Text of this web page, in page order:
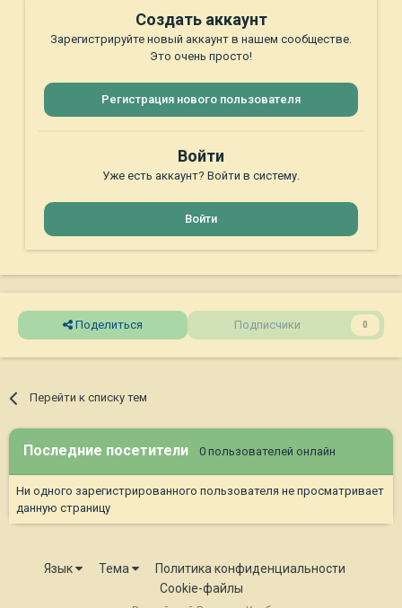
Создать аккаунт
Зарегистрируйте новый аккаунт в нашем сообществе.
Это очень просто!
Регистрация нового пользователя
Войти
Уже есть аккаунт? Войти в систему.
Войти
Поделиться Подписчики 0
Перейти к списку тем
Последние посетители 0 пользователей онлайн
Ни одного зарегистрированного пользователя не просматривает
данную страницу
Язык Тема
Политика конфиденциальности
Cookie-файлы